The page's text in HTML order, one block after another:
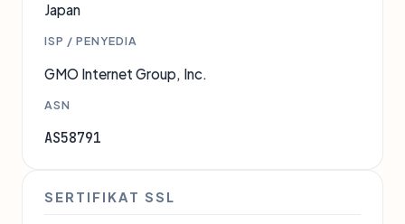
Japan
ISP / PENYEDIA
GMO Internet Group, Inc.
ASN
AS58791
SERTIFIKAT SSL